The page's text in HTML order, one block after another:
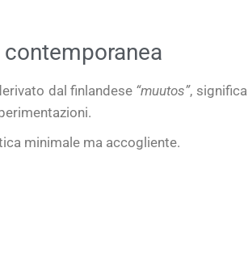
dal finlandese “muutos”, significa
minimale ma accogliente.